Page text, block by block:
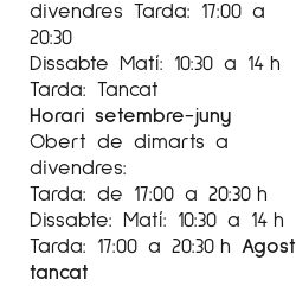
divendres Tarda: 17:00 a
20:30
Dissabte Matí: 10:30 a 14 h
Tarda: Tancat
Horari setembre-juny
Obert de dimarts a
divendres:
Tarda: de 17:00 a 20:30 h
Dissabte: Matí: 10:30 a 14 h
Tarda: 17:00 a 20:30 h Agost
tancat